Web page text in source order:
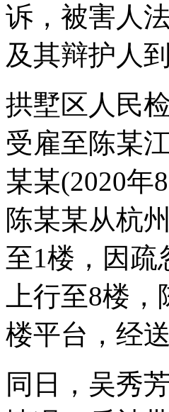
诉，被害人
及其辩护人
拱墅区人民
受雇至陈某
某某(2020年
陈某某从杭
至1楼，因疏
上行至8楼
楼平台，经
同日，吴秀